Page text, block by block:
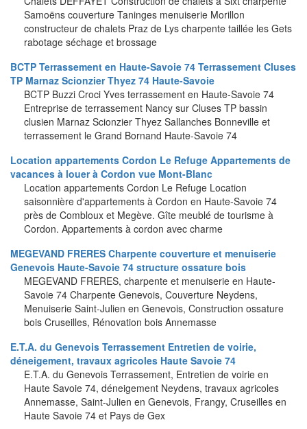
Samoëns couverture Taninges menuiserie Morillon
constructeur de chalets Praz de Lys charpente taillée les Gets
rabotage séchage et brossage
BCTP Terrassement en Haute-Savoie 74 Terrassement Cluses
TP Marnaz Scionzier Thyez 74 Haute-Savoie
BCTP Buzzi Croci Yves terrassement en Haute-Savoie 74
Entreprise de terrassement Nancy sur Cluses TP bassin
clusien Marnaz Scionzier Thyez Sallanches Bonneville et
terrassement le Grand Bornand Haute-Savoie 74
Location appartements Cordon Le Refuge Appartements de
vacances à louer à Cordon vue Mont-Blanc
Location appartements Cordon Le Refuge Location
saisonnière d'appartements à Cordon en Haute-Savoie 74
près de Combloux et Megève. Gîte meublé de tourisme à
Cordon. Appartements à cordon avec charme
MEGEVAND FRERES Charpente couverture et menuiserie
Genevois Haute-Savoie 74 structure ossature bois
MEGEVAND FRERES, charpente et menuiserie en Haute-
Savoie 74 Charpente Genevois, Couverture Neydens,
Menuiserie Saint-Julien en Genevois, Construction ossature
bois Cruseilles, Rénovation bois Annemasse
E.T.A. du Genevois Terrassement Entretien de voirie,
déneigement, travaux agricoles Haute Savoie 74
E.T.A. du Genevois Terrassement, Entretien de voirie en
Haute Savoie 74, déneigement Neydens, travaux agricoles
Annemasse, Saint-Julien en Genevois, Frangy, Cruseilles en
Haute Savoie 74 et Pays de Gex